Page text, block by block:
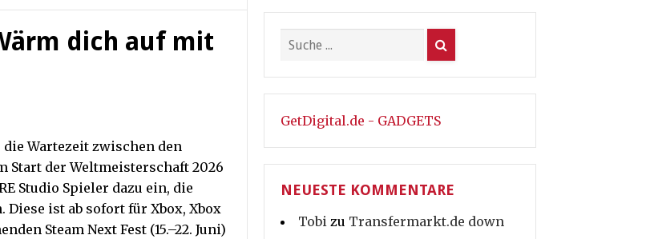
dich auf mit
die Wartezeit zwischen den
Start der Weltmeisterschaft 2026
Studio Spieler dazu ein, die
Diese ist ab sofort für Xbox, Xbox
Steam Next Fest (15.–22. Juni)
GetDigital.de - GADGETS
NEUESTE KOMMENTARE
Tobi zu Transfermarkt.de down